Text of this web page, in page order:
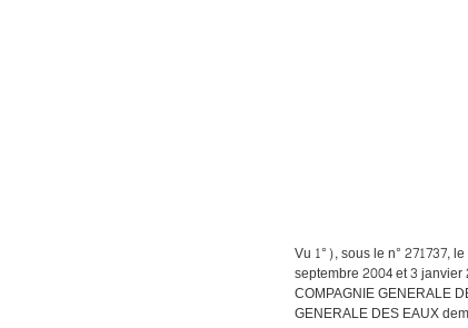
Vu 1°), sous le n° 271737,
septembre 2004 et 3
COMPAGNIE GENERALE
GENERALE DES EAUX